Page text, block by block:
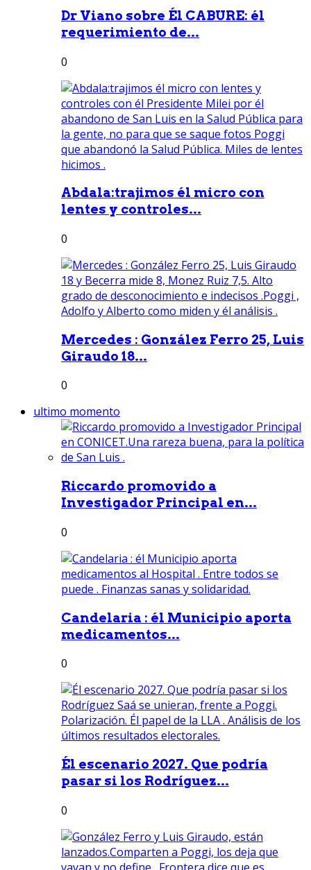
Dr Viano sobre Él CABURE: él
requerimiento de...
0
Abdala:trajimos él micro con
lentes y controles...
0
Mercedes : González Ferro 25, Luis
Giraudo 18...
0
ultimo momento
Riccardo promovido a
Investigador Principal en...
0
Candelaria : él Municipio aporta
medicamentos...
0
Él escenario 2027. Que podría
pasar si los Rodríguez...
0